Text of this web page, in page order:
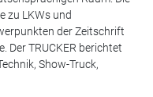
zu LKWs und
der Zeitschrift
Der TRUCKER berichtet
Show-Truck,